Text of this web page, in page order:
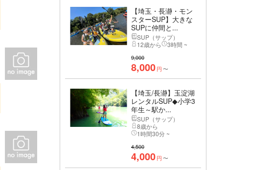
【埼玉・長瀞・モン
スターSUP】大きな
SUPに仲間と...
SUP（サップ）
12歳から
3時間 ~
9,000
8,000円 〜
【埼玉/長瀞】玉淀湖
レンタルSUP◆小学3
年生～駅か...
SUP（サップ）
8歳から
1時間30分 ~
4,500
4,000円 〜